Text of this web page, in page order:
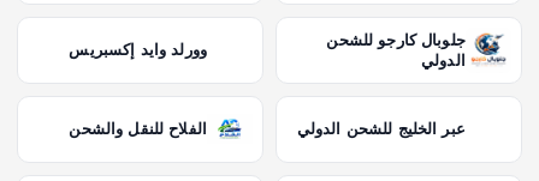
جلوبال كارجو للشحن
الدولي
وورلد وايد إكسبريس
عبر الخليج للشحن الدولي الفلاح للنقل والشحن